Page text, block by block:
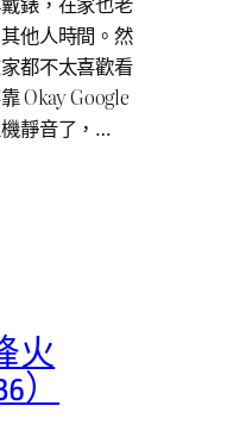
他人時間。然
都不太喜歡看
Okay Google
靜音了，…
火
）